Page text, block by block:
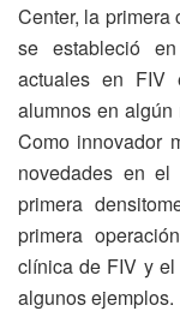
Center, la primera
se estableció
actuales en
alumnos en algún
Como innovador
novedades en
primera
primera
clínica de FIV y
algunos ejemplos.